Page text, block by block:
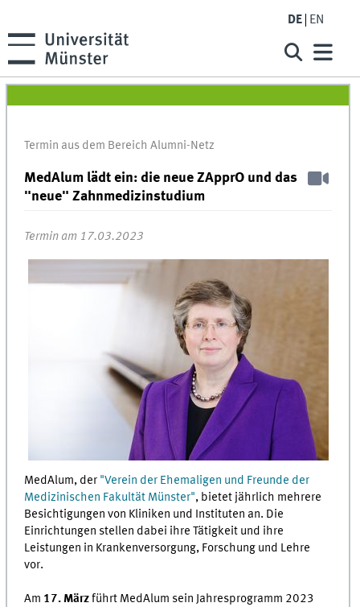
DE EN
Termin aus dem Bereich Alumni-Netz
MedAlum lädt ein: die neue ZApprO und das
"neue" Zahnmedizinstudium
Termin am 17.03.2023
MedAlum, der "Verein der Ehemaligen und Freunde der
Medizinischen Fakultät Münster", bietet jährlich mehrere
Besichtigungen von Kliniken und Instituten an. Die
Einrichtungen stellen dabei ihre Tätigkeit und ihre
Leistungen in Krankenversorgung, Forschung und Lehre
vor.
Am 17. Märzführt MedAlum sein Jahresprogramm 2023